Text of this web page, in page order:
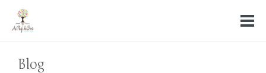
Blog